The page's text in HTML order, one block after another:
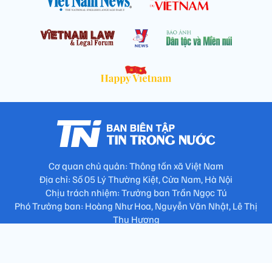
Cơ quan chủ quản: Thông tấn xã Việt Nam
Địa chỉ: Số 05 Lý Thường Kiệt, Cửa Nam, Hà Nội
Chịu trách nhiệm: Trưởng ban Trần Ngọc Tú
Phó Trưởng ban: Hoàng Như Hoa, Nguyễn Văn Nhật, Lê Thị
Thu Hương